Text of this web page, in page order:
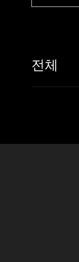
전체